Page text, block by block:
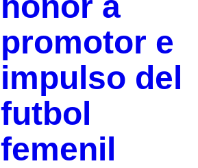
promotor e
impulso del
futbol
femenil